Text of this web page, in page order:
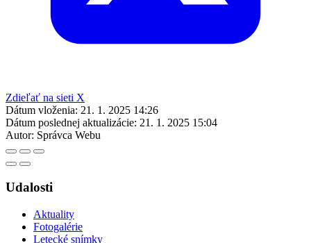
Zdieľať na sieti X
Dátum vloženia: 21. 1. 2025 14:26
Dátum poslednej aktualizácie: 21. 1. 2025 15:04
Autor: Správca Webu
Udalosti
Aktuality
Fotogalérie
Letecké snímky